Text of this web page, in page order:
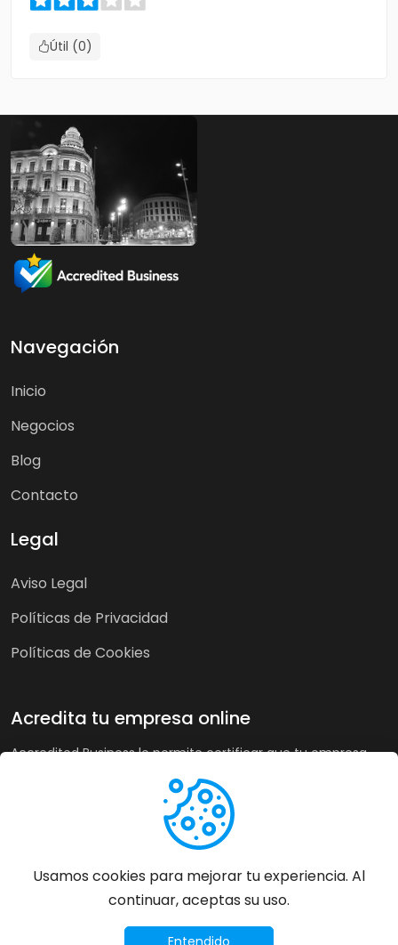
Útil (0)
Navegación
Inicio
Negocios
Blog
Contacto
Legal
Aviso Legal
Políticas de Privacidad
Políticas de Cookies
Acredita tu empresa online
Accredited Business le permite certificar que tu empresa
calidad. A su vez, en tiendas online puede recoger la opinión
de sus clientes de forma imparcial y acreditar su buen
servicio a los clientes de forma automática incrementando
Más información
Accredited Business - Todos los derechos
Usamos cookies para mejorar tu experiencia. Al
continuar, aceptas su uso.
Entendido